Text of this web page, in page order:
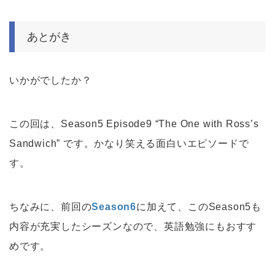
あとがき
いかがでしたか？
この回は、Season5 Episode9 “The One with Ross’s
Sandwich” です。かなり笑える面白いエピソードで
す。
ちなみに、前回のSeason6に加えて、このSeason5も
内容が充実したシーズンなので、英語勉強にもおすす
めです。